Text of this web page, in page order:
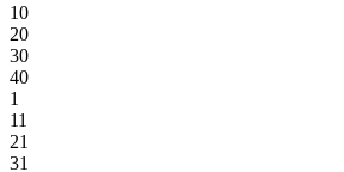
10
20
30
40
1
11
21
31